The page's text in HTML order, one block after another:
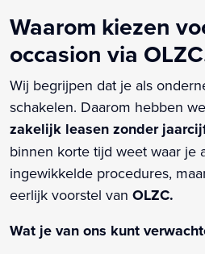
Waarom kiezen
occasion via
Wij begrijpen dat je als
schakelen. Daarom hebben
zakelijk leasen zonder
binnen korte tijd weet waar je
ingewikkelde procedures,
eerlijk voorstel van OLZC.
Wat je van ons kunt